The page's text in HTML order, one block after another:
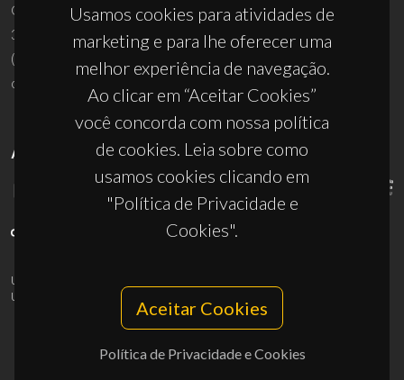
Usamos cookies para atividades de
marketing e para lhe oferecer uma
melhor experiência de navegação.
Ao clicar em “Aceitar Cookies”
você concorda com nossa política
de cookies. Leia sobre como
usamos cookies clicando em
"Política de Privacidade e
Cookies".
Aceitar Cookies
Política de Privacidade e Cookies
Campus Universitário de Santiago
3810-193 Aveiro - Portugal
(+351) 234 370 200
ciceco@ua.pt
APOIOS
UID/PRR/50011/2025
UID/PRR2/50011/2025
10.54499/UID/PRR2/50011/2025